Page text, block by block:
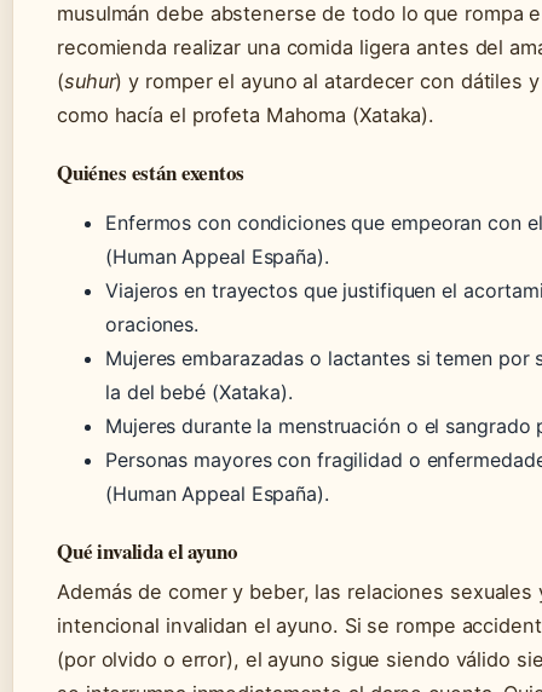
musulmán debe abstenerse de todo lo que rompa
recomienda realizar una comida ligera antes del
(suhur) y romper el ayuno al atardecer con dátiles
como hacía el profeta Mahoma (Xataka).
Quiénes están exentos
Enfermos con condiciones que empeoran con
(Human Appeal España).
Viajeros en trayectos que justifiquen el
oraciones.
Mujeres embarazadas o lactantes si temen por
la del bebé (Xataka).
Mujeres durante la menstruación o el sangrado
Personas mayores con fragilidad o
(Human Appeal España).
Qué invalida el ayuno
Además de comer y beber, las relaciones sexuales
intencional invalidan el ayuno. Si se rompe
(por olvido o error), el ayuno sigue siendo válido